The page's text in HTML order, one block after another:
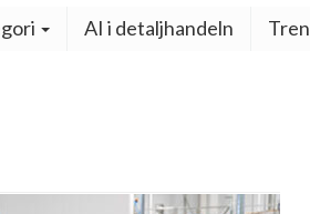
AI i detaljhandeln